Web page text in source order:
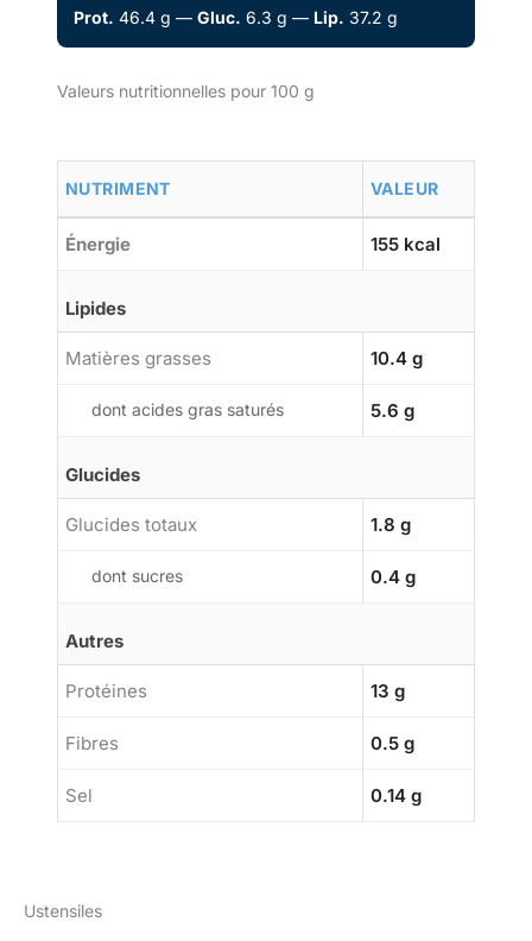
Prot. 46.4 g — Gluc. 6.3 g — Lip. 37.2 g
Valeurs nutritionnelles pour 100 g
NUTRIMENT VALEUR
Énergie 155 kcal
Lipides
Matières grasses 10.4 g
dont acides gras saturés 5.6 g
Glucides
Glucides totaux 1.8 g
dont sucres 0.4 g
Autres
Protéines 13 g
Fibres 0.5 g
Sel 0.14 g
Ustensiles